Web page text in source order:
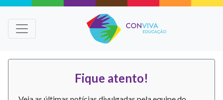
Fique atento!